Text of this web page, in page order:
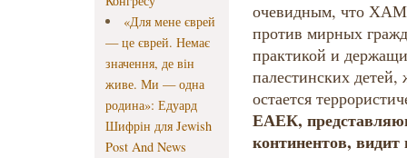
«Для мене єврей
— це єврей. Немає
значення, де він
живе. Ми — одна
родина»: Едуард
Шифрін для Jewish
Post And News
очевидным, что
против мирных
практикой и
палестинских
остается
ЕАЕК,
континентов, видит